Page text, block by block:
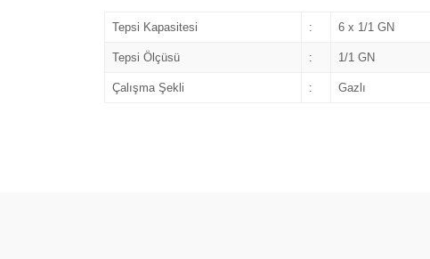
Tepsi Kapasitesi : 6 x 1/1 GN
Tepsi Ölçüsü : 1/1 GN
Çalışma Şekli : Gazlı